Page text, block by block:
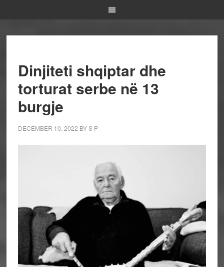
Dinjiteti shqiptar dhe
torturat serbe në 13
burgje
DECEMBER 10, 2022 BYS P